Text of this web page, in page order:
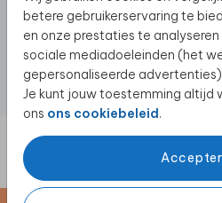
betere gebruikerservaring te
en onze prestaties te
sociale mediadoeleinden (het
gepersonaliseerde
Je kunt jouw toestemming altijd
ons ons cookiebeleid.